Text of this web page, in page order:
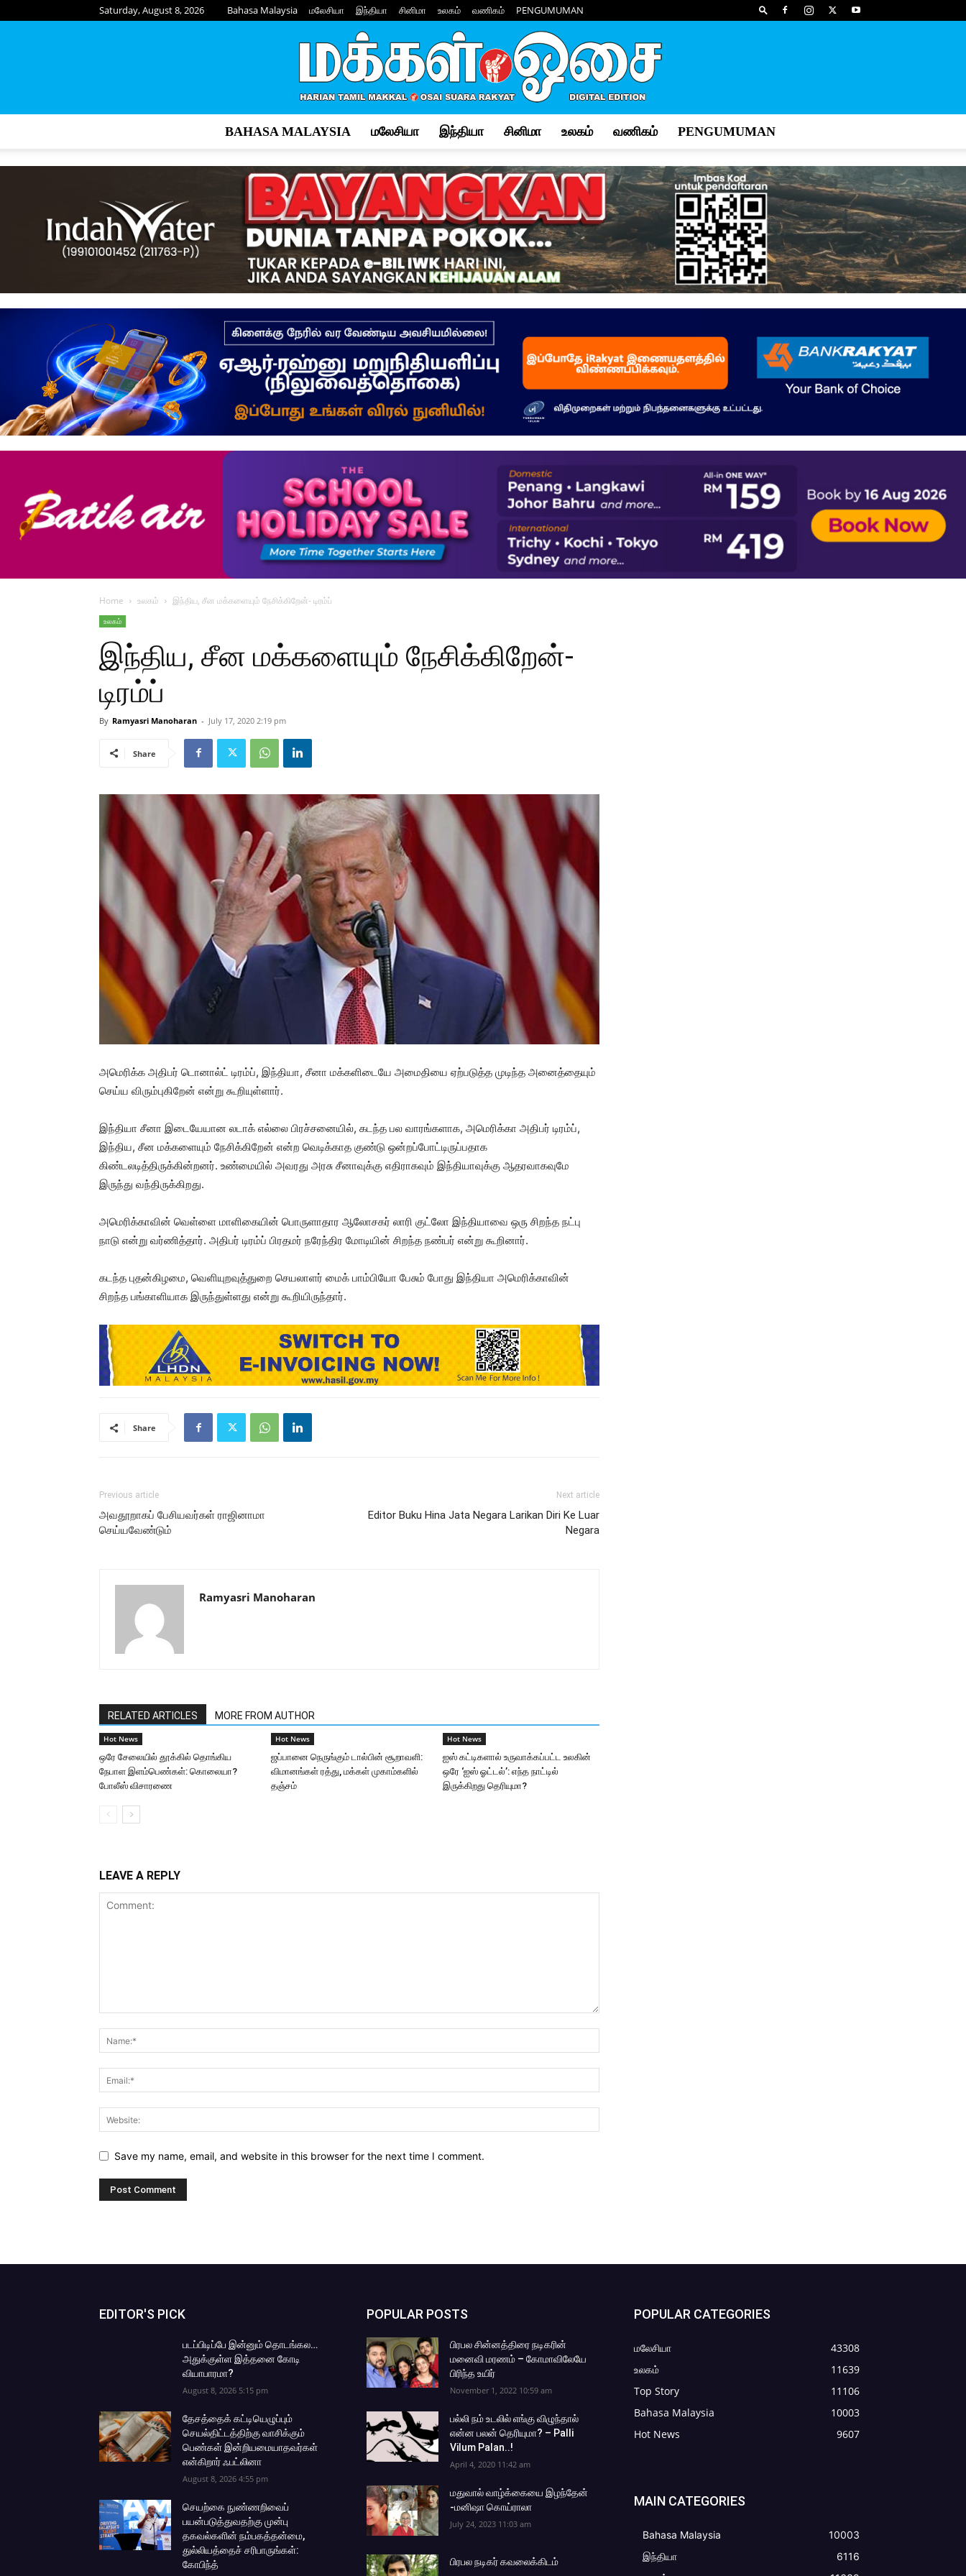
Saturday, August 8, 2026 Bahasa Malaysia மலேசியா இந்தியா சினிமா உலகம் வணிகம் PENGUMUMAN
Osai
–
மக்கள்
BAHASA MALAYSIA மலேசியா இந்தியா சினிமா உலகம் வணிகம் PENGUMUMAN
Home உலகம் இந்திய, சீன மக்களையும் நேசிக்கிறேன்- டிரம்ப்
உலகம்
இந்திய, சீன மக்களையும் நேசிக்கிறேன்-
டிரம்ப்
By Ramyasri Manoharan - July 17, 2020 2:19 pm
Share
அமெரிக்க அதிபர் டொனால்ட் டிரம்ப், இந்தியா, சீனா மக்களிடையே அமைதியை ஏற்படுத்த முடிந்த அனைத்தையும்
செய்ய விரும்புகிறேன் என்று கூறியுள்ளார்.
இந்தியா சீனா இடையேயான லடாக் எல்லை பிரச்சனையில், கடந்த பல வாரங்களாக, அமெரிக்கா அதிபர் டிரம்ப்,
இந்திய, சீன மக்களையும் நேசிக்கிறேன் என்ற வெடிக்காத குண்டு ஒன்றப்போட்டிருப்பதாக
கிண்டலடித்திருக்கின்றனர். உண்மையில் அவரது அரசு சீனாவுக்கு எதிராகவும் இந்தியாவுக்கு ஆதரவாகவுமே
இருந்து வந்திருக்கிறது.
அமெரிக்காவின் வெள்ளை மாளிகையின் பொருளாதார ஆலோசகர் லாரி குட்லோ இந்தியாவை ஒரு சிறந்த நட்பு
நாடு என்று வர்ணித்தார். அதிபர் டிரம்ப் பிரதமர் நரேந்திர மோடியின் சிறந்த நண்பர் என்று கூறினார்.
கடந்த புதன்கிழமை, வெளியுறவுத்துறை செயலாளர் மைக் பாம்பியோ பேசும் போது இந்தியா அமெரிக்காவின்
சிறந்த பங்காளியாக இருந்துள்ளது என்று கூறியிருந்தார்.
Share
Previous article
அவதூறாகப் பேசியவர்கள் ராஜினாமா
செய்யவேண்டும்
Next article
Editor Buku Hina Jata Negara Larikan Diri Ke Luar
Negara
Ramyasri Manoharan
RELATED ARTICLES MORE FROM AUTHOR
Hot News
ஒரே சேலையில் தூக்கில் தொங்கிய
நேபாள இளம்பெண்கள்: கொலையா?
போலீஸ் விசாரணை
Hot News
ஜப்பானை நெருங்கும் டால்பின் சூறாவளி:
விமானங்கள் ரத்து, மக்கள் முகாம்களில்
தஞ்சம்
Hot News
ஐஸ் கட்டிகளால் உருவாக்கப்பட்ட உலகின்
ஒரே ‘ஐஸ் ஓட்டல்’: எந்த நாட்டில்
இருக்கிறது தெரியுமா?
LEAVE A REPLY
Save my name, email, and website in this browser for the next time I comment.
EDITOR'S PICK
படப்பிடிப்பே இன்னும் தொடங்கல…
அதுக்குள்ள இத்தனை கோடி
வியாபாரமா?
August 8, 2026 5:15 pm
தேசத்தைக் கட்டியெழுப்பும்
செயல்திட்டத்திற்கு வாசிக்கும்
பெண்கள் இன்றியமையாதவர்கள்
என்கிறார் ஃபட்லினா
August 8, 2026 4:55 pm
செயற்கை நுண்ணறிவைப்
பயன்படுத்துவதற்கு முன்பு
தகவல்களின் நம்பகத்தன்மை,
துல்லியத்தைச் சரிபாருங்கள்:
கோபிந்த்
POPULAR POSTS
பிரபல சின்னத்திரை நடிகரின்
மனைவி மரணம் – கோமாவிலேயே
பிரிந்த உயிர்
November 1, 2022 10:59 am
பல்லி நம் உடலில் எங்கு விழுந்தால்
என்ன பலன் தெரியுமா? – Palli
Vilum Palan..!
April 4, 2020 11:42 am
மதுவால் வாழ்க்கையை இழந்தேன்
-மனிஷா கொய்ராலா
July 24, 2023 11:03 am
பிரபல நடிகர் கவலைக்கிடம்
POPULAR CATEGORIES
மலேசியா
43308
உலகம்
11639
Top Story
11106
Bahasa Malaysia
10003
Hot News
9607
MAIN CATEGORIES
Bahasa Malaysia
10003
இந்தியா
6116